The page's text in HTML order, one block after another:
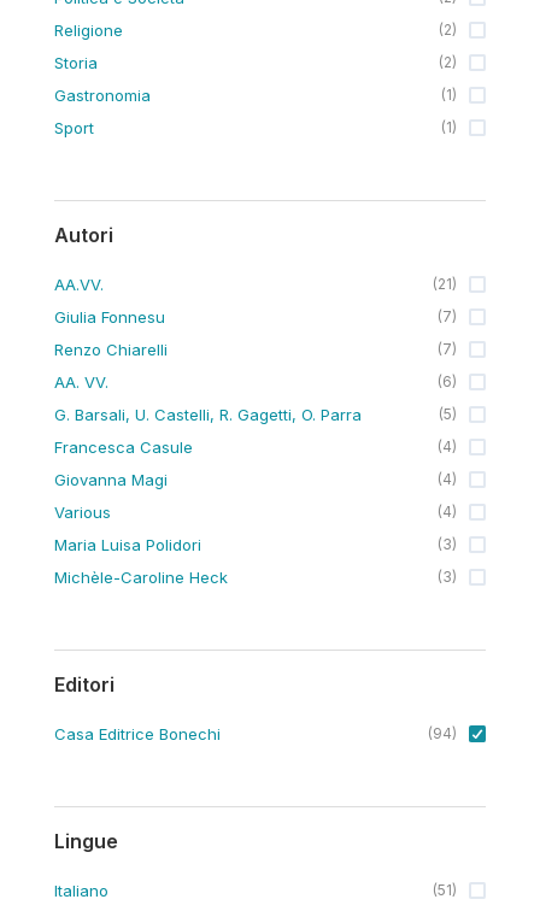
Religione (2)
Storia (2)
Gastronomia (1)
Sport (1)
Autori
AA.VV. (21)
Giulia Fonnesu (7)
Renzo Chiarelli (7)
AA. VV. (6)
G. Barsali, U. Castelli, R. Gagetti, O. Parra (5)
Francesca Casule (4)
Giovanna Magi (4)
Various (4)
Maria Luisa Polidori (3)
Michèle-Caroline Heck (3)
Editori
Casa Editrice Bonechi (94)
Lingue
Italiano (51)